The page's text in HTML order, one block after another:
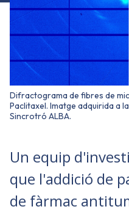
Difractograma de fibres de
Paclitaxel. Imatge adquirida a
Sincrotró ALBA.
Un equip
que l'addició de
de fàrmac